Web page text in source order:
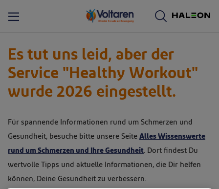
Es tut uns leid, aber der
Service "Healthy Workout"
wurde 2026 eingestellt.
Für spannende Informationen rund um Schmerzen und
Gesundheit, besuche bitte unsere Seite Alles Wissenswerte
rund um Schmerzen und Ihre Gesundheit. Dort findest Du
wertvolle Tipps und aktuelle Informationen, die Dir helfen
können, Deine Gesundheit zu verbessern.